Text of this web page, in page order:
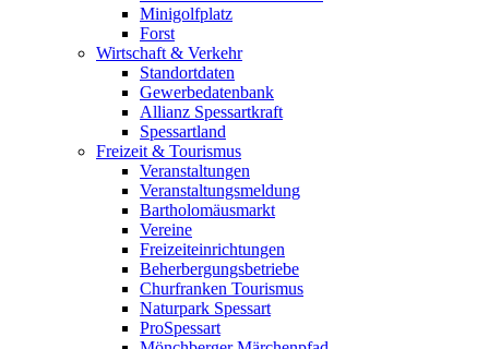
Minigolfplatz
Forst
Wirtschaft & Verkehr
Standortdaten
Gewerbedatenbank
Allianz Spessartkraft
Spessartland
Freizeit & Tourismus
Veranstaltungen
Veranstaltungsmeldung
Bartholomäusmarkt
Vereine
Freizeiteinrichtungen
Beherbergungsbetriebe
Churfranken Tourismus
Naturpark Spessart
ProSpessart